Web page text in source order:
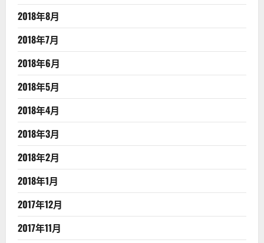
2018年8月
2018年7月
2018年6月
2018年5月
2018年4月
2018年3月
2018年2月
2018年1月
2017年12月
2017年11月